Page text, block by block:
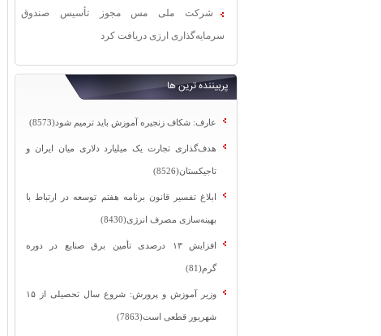
شرکت ملی مس مجوز تأسیس صندوق
سرمایه‌گذاری ارزی دریافت کرد
پربیننده ترین ها
عارف: شکاف زنجیره آموزش باید ترمیم شود(8573)
هدف‌گذاری تجارت یک میلیارد دلاری میان ایران و
تاجیکستان(8526)
ابلاغ تفسیر قانون برنامه هفتم توسعه در ارتباط با
بهینه‌سازی مصرف انرژی(8430)
افزایش ۱۳ درصدی تأمین برق صنایع در دوره
گرم(81)
وزیر آموزش و پرورش: شروع سال تحصیلی از ۱۵
شهریور قطعی است(7863)